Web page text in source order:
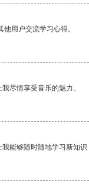
用户交流学习心得。
尽情享受音乐的魅力。
能够随时随地学习新知识